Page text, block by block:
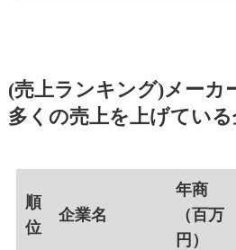
(売上ランキング)メーカ
多くの売上を上げてい
順
位
企業名
年商
（百万
円）